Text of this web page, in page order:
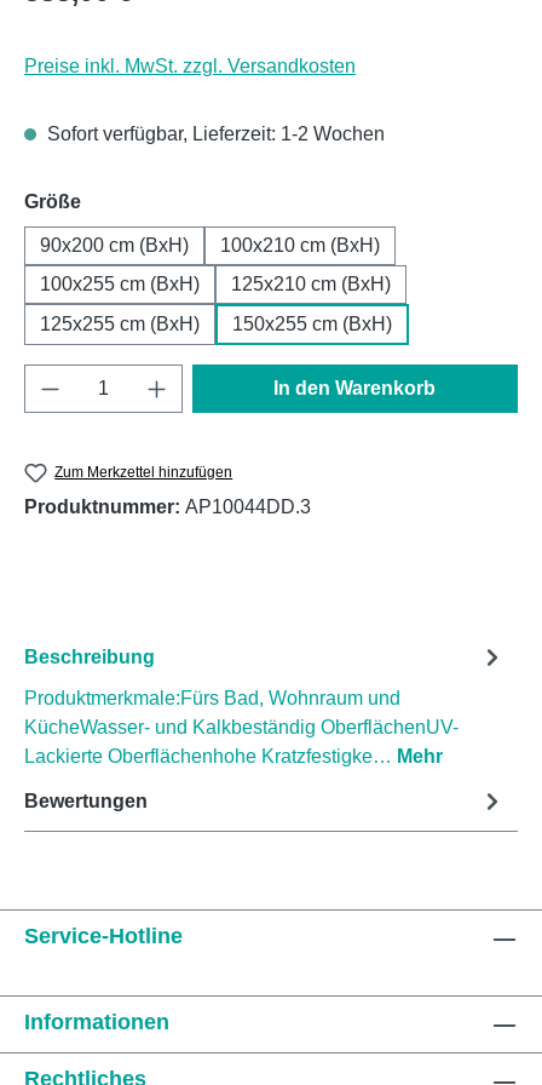
Preise inkl. MwSt. zzgl. Versandkosten
Sofort verfügbar, Lieferzeit: 1-2 Wochen
Größeauswählen
90x200 cm (BxH)
100x210 cm (BxH)
100x255 cm (BxH)
125x210 cm (BxH)
125x255 cm (BxH)
150x255 cm (BxH)
Produkt Anzahl: Gib den gewünschten
In den Warenkorb
Zum Merkzettel hinzufügen
Produktnummer: AP10044DD.3
Beschreibung
Produktmerkmale:Fürs Bad, Wohnraum und
KücheWasser- und Kalkbeständig OberflächenUV-
Lackierte Oberflächenhohe Kratzfestigke… Mehr
Bewertungen
Service-Hotline
Informationen
Rechtliches